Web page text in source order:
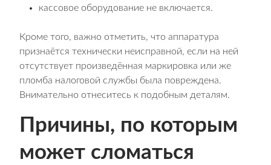
кассовое оборудование не включается.
Кроме того, важно отметить, что аппаратура
признаётся технически неисправной, если на ней
отсутствует произведённая маркировка или же
пломба налоговой службы была повреждена.
Внимательно отнеситесь к подобным деталям.
Причины, по которым
может сломаться